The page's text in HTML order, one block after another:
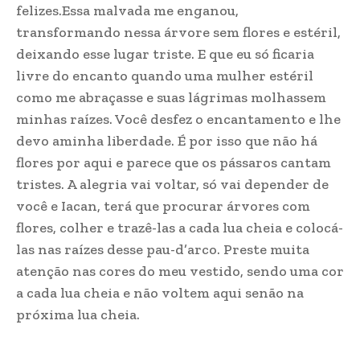
felizes.Essa malvada me enganou,
transformando nessa árvore sem flores e estéril,
deixando esse lugar triste. E que eu só ficaria
livre do encanto quando uma mulher estéril
como me abraçasse e suas lágrimas molhassem
minhas raízes. Você desfez o encantamento e lhe
devo aminha liberdade. É por isso que não há
flores por aqui e parece que os pássaros cantam
tristes. A alegria vai voltar, só vai depender de
você e Iacan, terá que procurar árvores com
flores, colher e trazê-las a cada lua cheia e colocá-
las nas raízes desse pau-d’arco. Preste muita
atenção nas cores do meu vestido, sendo uma cor
a cada lua cheia e não voltem aqui senão na
próxima lua cheia.